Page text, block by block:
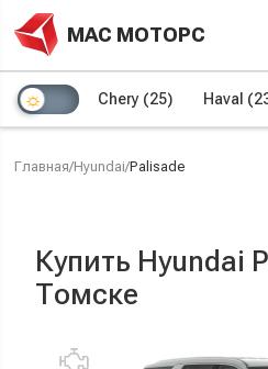
МАС МОТОРС
Chery (25) Haval
Главная/Hyundai/Palisade
Купить Hyundai
Томске